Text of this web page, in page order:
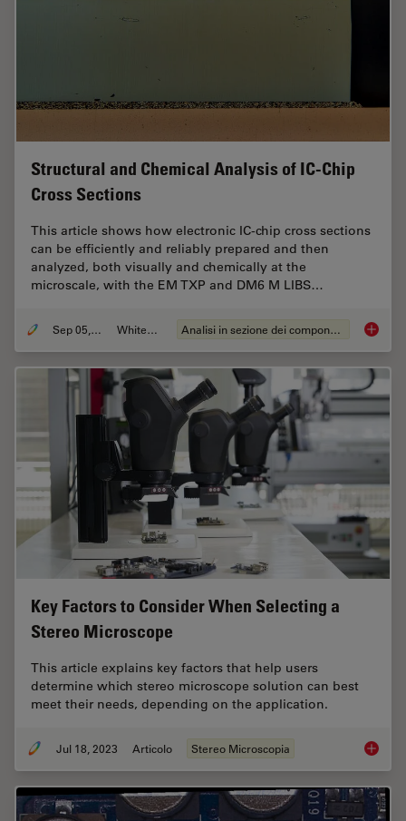
Structural and Chemical Analysis of IC-Chip
Cross Sections
This article shows how electronic IC-chip cross sections
can be efficiently and reliably prepared and then
analyzed, both visually and chemically at the
microscale, with the EM TXP and DM6 M LIBS…
Sep 05, 2023 Whitepaper Analisi in sezione dei componenti elettronici
Key Factors to Consider When Selecting a
Stereo Microscope
This article explains key factors that help users
determine which stereo microscope solution can best
meet their needs, depending on the application.
Jul 18, 2023 Articolo Stereo Microscopia Key